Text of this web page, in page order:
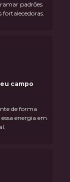
padrões
campo
de forma
energia em